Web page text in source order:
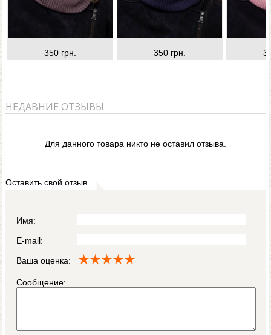
350 грн. 350 грн.
НЕДАВНИЕ ОТЗЫВЫ
Для данного товара никто не оставил отзыва.
Оставить свой отзыв
Имя:
E-mail:
Ваша оценка:
Сообщение: